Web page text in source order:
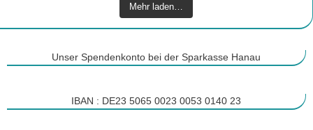
Mehr laden…
Unser Spendenkonto bei der Sparkasse Hanau
IBAN : DE23 5065 0023 0053 0140 23